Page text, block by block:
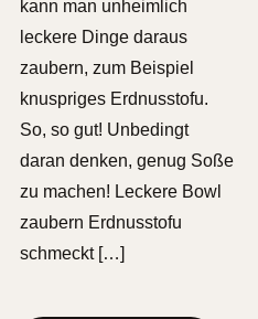
kann man unheimlich
leckere Dinge daraus
zaubern, zum Beispiel
knuspriges Erdnusstofu.
So, so gut! Unbedingt
daran denken, genug Soße
zu machen! Leckere Bowl
zaubern Erdnusstofu
schmeckt […]